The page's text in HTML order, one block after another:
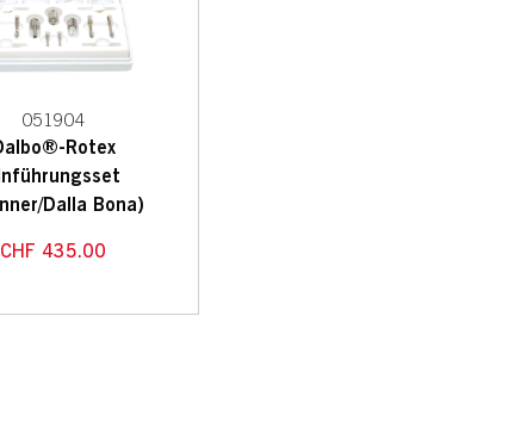
051904
Rotex
Dalla Bona)
CHF 435.00